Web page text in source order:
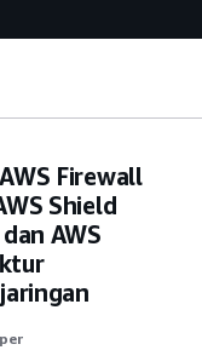
Firewall
Shield
AWS